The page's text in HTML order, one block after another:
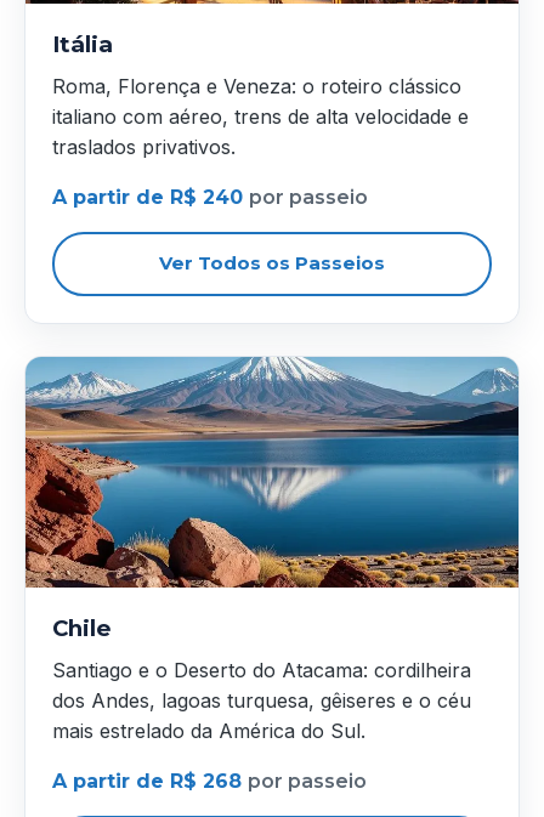
Itália
Roma, Florença e Veneza: o roteiro clássico
italiano com aéreo, trens de alta velocidade e
traslados privativos.
A partir de R$ 240 por passeio
Ver Todos os Passeios
Chile
Santiago e o Deserto do Atacama: cordilheira
dos Andes, lagoas turquesa, gêiseres e o céu
mais estrelado da América do Sul.
A partir de R$ 268 por passeio